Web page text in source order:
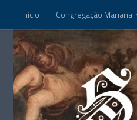
Início Congregação Mariana